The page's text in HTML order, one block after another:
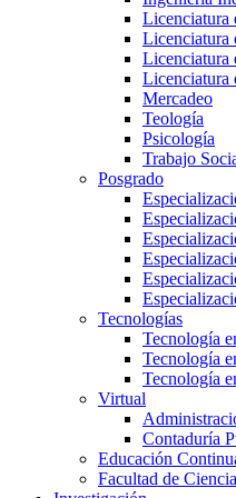
Licenciatura
Licenciatura
Licenciatura
Licenciatura
Mercadeo
Teología
Psicología
Trabajo
Posgrado
Tecnologías
Tecnología
Tecnología
Tecnología
Virtual
Contaduría
Educación
Facultad de